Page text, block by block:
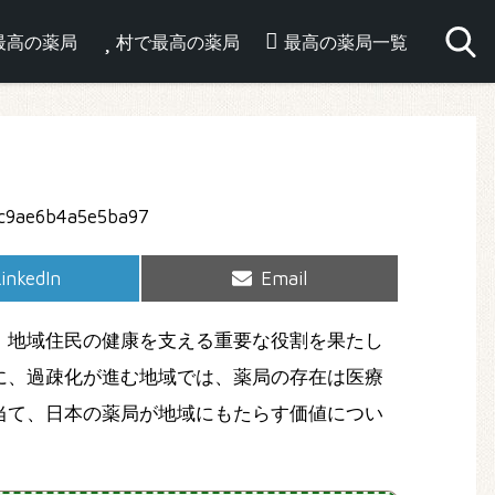
高の薬局 村で最高の薬局 最高の薬局一覧
Share
Email
域住民の健康を支える重要な役割を果たし
過疎化が進む地域では、薬局の存在は医療
、日本の薬局が地域にもたらす価値につい